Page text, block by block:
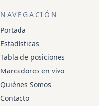
NAVEGACIÓN
Portada
Estadísticas
Tabla de posiciones
Marcadores en vivo
Quiénes Somos
Contacto